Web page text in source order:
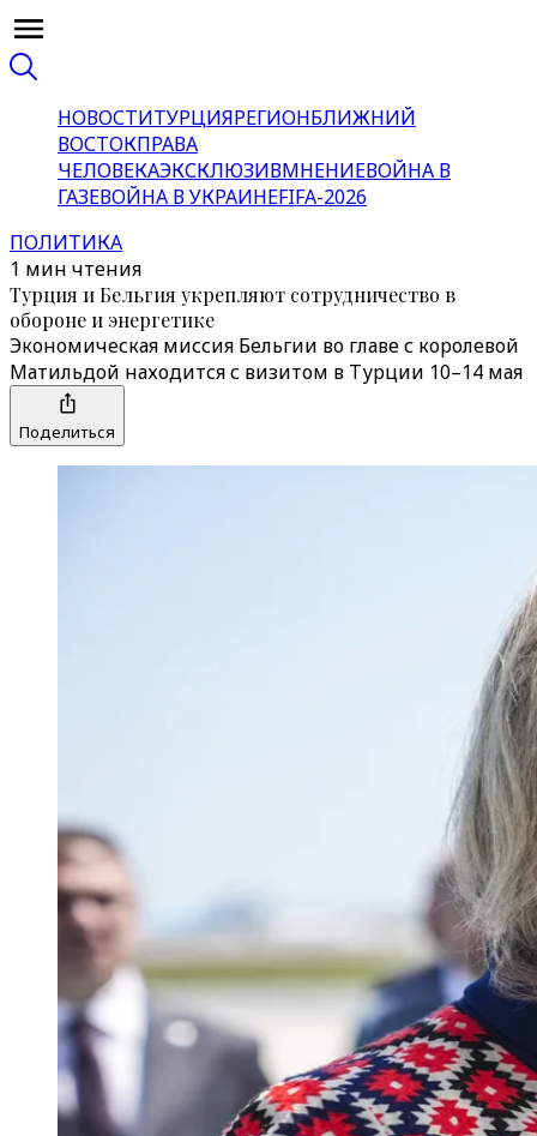
НОВОСТИТУРЦИЯРЕГИОНБЛИЖНИЙ
ВОСТОКПРАВА
ЧЕЛОВЕКАЭКСКЛЮЗИВМНЕНИЕВОЙНА В
ГАЗЕВОЙНА В УКРАИНЕFIFA-2026
ПОЛИТИКА
1 мин чтения
Турция и Бельгия укрепляют сотрудничество в
обороне и энергетике
Экономическая миссия Бельгии во главе с королевой
Матильдой находится с визитом в Турции 10–14 мая
Поделиться